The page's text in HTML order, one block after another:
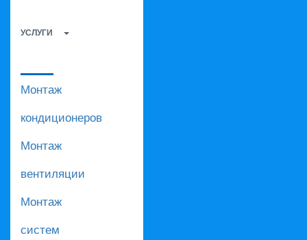
УСЛУГИ
Монтаж
кондиционеров
Монтаж
вентиляции
Монтаж
систем